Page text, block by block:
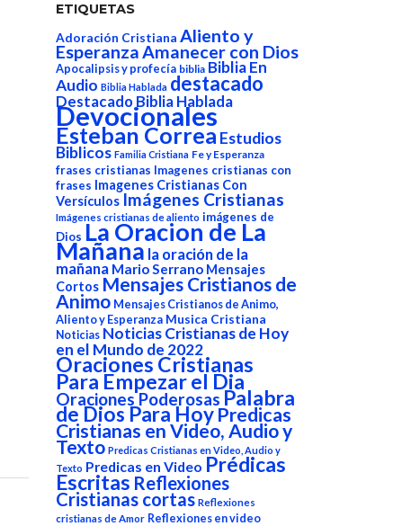
ETIQUETAS
Adoración Cristiana Aliento y
EsperanzaAmanecer con Dios
Apocalipsis y profecía biblia Biblia En
Audio Biblia Hablada destacado
Destacado Biblia Hablada
Devocionales
Esteban Correa Estudios
Biblicos Familia Cristiana Fe y Esperanza
frases cristianas Imagenes cristianas con
frases Imagenes Cristianas Con
Versículos Imágenes Cristianas
Imágenes cristianas de aliento imágenes de
Dios La Oracion de La
Mañana la oración de la
mañana Mario Serrano Mensajes
Cortos Mensajes Cristianos de
Animo Mensajes Cristianos de Animo,
Aliento y Esperanza Musica Cristiana
Noticias Noticias Cristianas de Hoy
en el Mundo de 2022
Oraciones Cristianas
Para Empezar el Dia
Oraciones Poderosas Palabra
de Dios Para HoyPredicas
Cristianas en Video, Audio y
Texto Predicas Cristianas en Video, Audio y
Texto Predicas en Video Prédicas
Escritas Reflexiones
Cristianas cortas Reflexiones
cristianas de Amor Reflexiones en video